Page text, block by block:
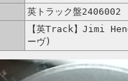
英トラック盤2406002
【英Track】Jimi
ーヴ)